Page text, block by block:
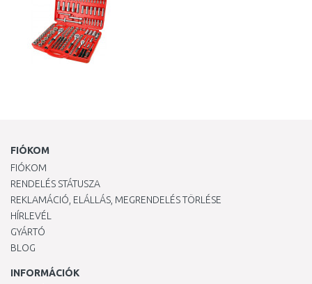
FIÓKOM
FIÓKOM
RENDELÉS STÁTUSZA
REKLAMÁCIÓ, ELÁLLÁS, MEGRENDELÉS TÖRLÉSE
HÍRLEVÉL
GYÁRTÓ
BLOG
INFORMÁCIÓK